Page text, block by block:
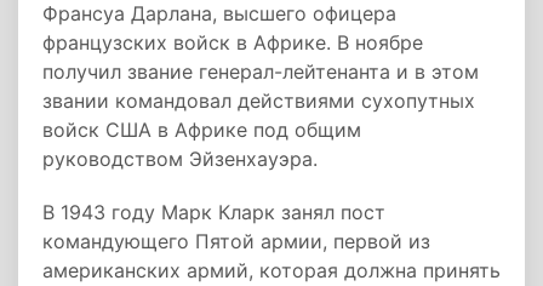
Франсуа Дарлана, высшего офицера
французских войск в Африке. В ноябре
получил звание генерал-лейтенанта и в этом
звании командовал действиями сухопутных
войск США в Африке под общим
руководством Эйзенхауэра.
В 1943 году Марк Кларк занял пост
командующего Пятой армии, первой из
американских армий, которая должна принять